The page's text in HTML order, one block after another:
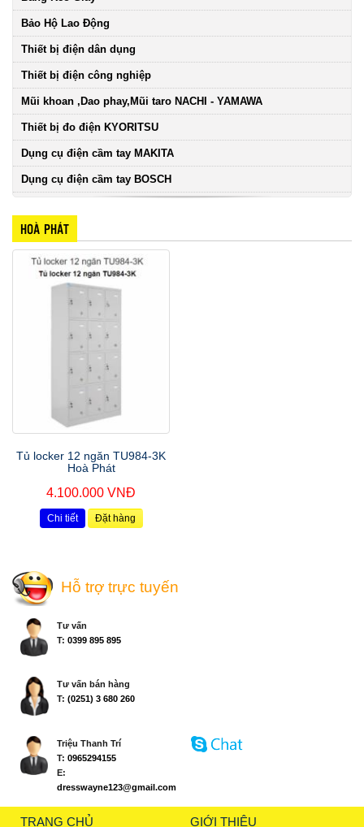
Bảo Hộ Lao Động
Thiết bị điện dân dụng
Thiết bị điện công nghiệp
Mũi khoan ,Dao phay,Mũi taro NACHI - YAMAWA
Thiết bị đo điện KYORITSU
Dụng cụ điện cầm tay MAKITA
Dụng cụ điện cầm tay BOSCH
HOÀ PHÁT
Tủ locker 12 ngăn TU984-3K
Hoà Phát
4.100.000 VNĐ
Chi tiết Đặt hàng
Hỗ trợ trực tuyến
Tư vấn
T: 0399 895 895
Tư vấn bán hàng
T: (0251) 3 680 260
Triệu Thanh Trí
T: 0965294155
E:
dresswayne123@gmail.com
TRANG CHỦ GIỚI THIỆU